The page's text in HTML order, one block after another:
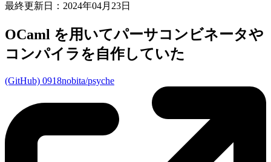
最終更新日：2024年04月23日
OCaml を用いてパーサコンビネータや
コンパイラを自作していた
(GitHub) 0918nobita/psyche